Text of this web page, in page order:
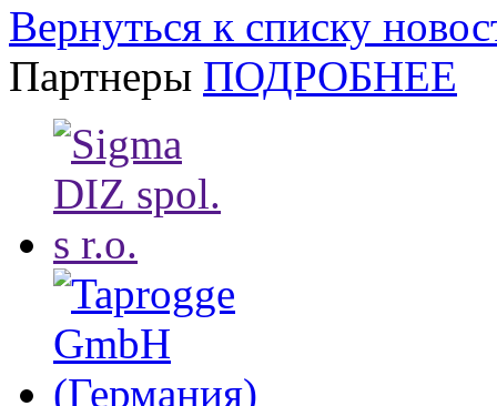
Вернуться к списку
Партнеры ПОДРОБНЕЕ